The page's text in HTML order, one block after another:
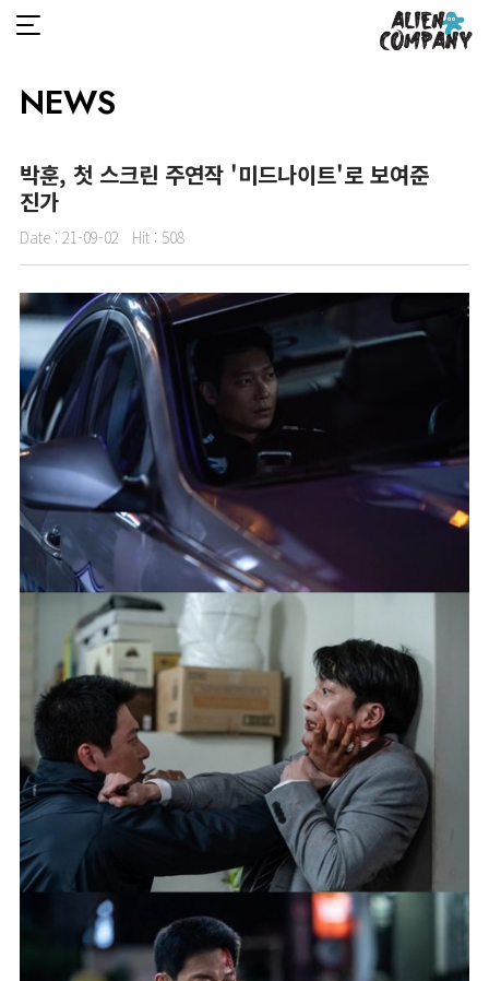
NEWS
박훈, 첫 스크린 주연작 '미드나이트'로 보여준
진가
Date : 21-09-02 Hit : 508